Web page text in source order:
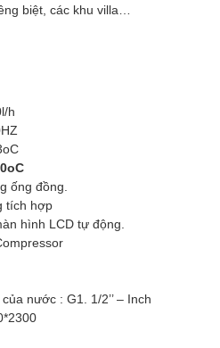
biệt, các khu villa…
h
ống đồng.
tích hợp
hình LCD tự động.
nước : G1. 1/2’’ – Inch